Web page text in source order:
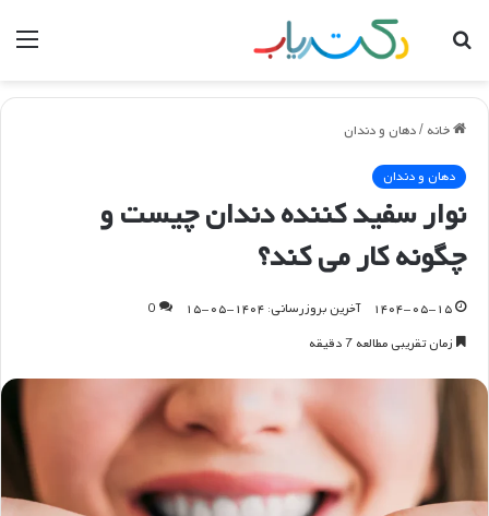
جستجو
خانه /دهان و دندان
دهان و دندان
نوار سفید کننده دندان چیست و
چگونه کار می کند؟
۱۴۰۴-۰۵-۱۵ آخرین بروزرسانی: ۱۴۰۴-۰۵-۱۵
0
زمان تقریبی مطالعه 7 دقیقه